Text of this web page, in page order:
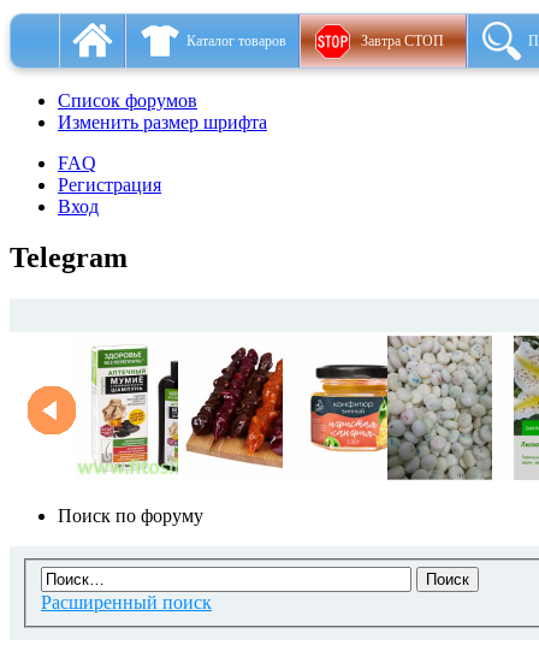
Каталог товаров Завтра СТОП
Список форумов
Изменить размер шрифта
FAQ
Регистрация
Вход
Telegram
Поиск по форуму
Расширенный поиск